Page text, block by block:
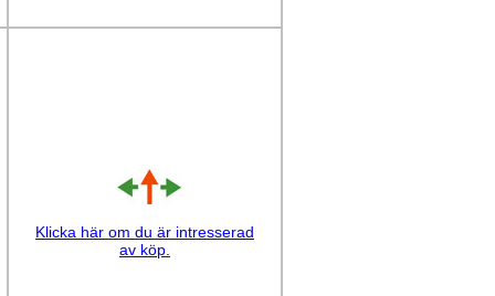
Klicka här om du är intresserad
av köp.